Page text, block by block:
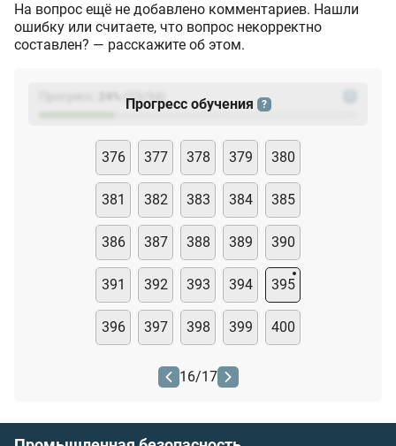
На вопрос ещё не добавлено комментариев. Нашли
ошибку или считаете, что вопрос некорректно
составлен? — расскажите об этом.
(23
Прогресс обучения ?
376 377 378 379 380
381 382 383 384 385
386 387 388 389 390
391 392 393 394 395
396 397 398 399 400
16/17